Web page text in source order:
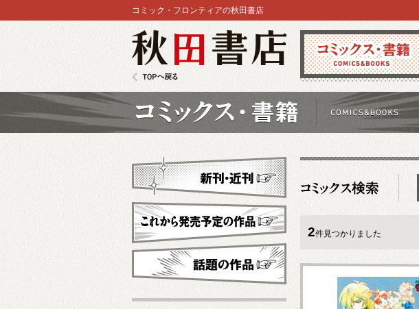
コミックス
コミック・フロンティアの秋田書店
2件見つかりました
新刊・近刊
これから発売予定